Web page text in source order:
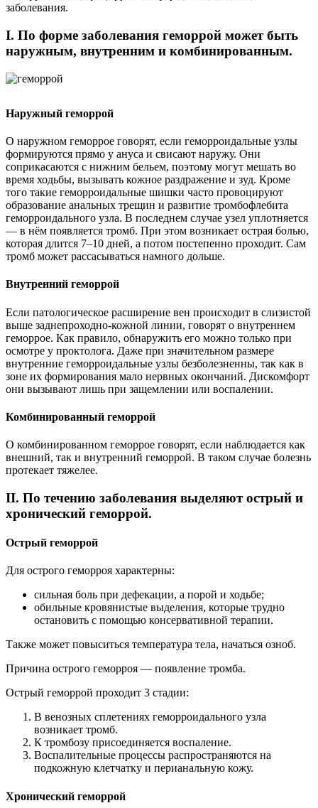
заболевания.
I. По форме заболевания геморрой может быть
наружным, внутренним и комбинированным.
Наружный геморрой
О наружном геморрое говорят, если геморроидальные узлы
формируются прямо у ануса и свисают наружу. Они
соприкасаются с нижним бельем, поэтому могут мешать во
время ходьбы, вызывать кожное раздражение и зуд. Кроме
того такие геморроидальные шишки часто провоцируют
образование анальных трещин и развитие тромбофлебита
геморроидального узла. В последнем случае узел уплотняется
— в нём появляется тромб. При этом возникает острая болью,
которая длится 7–10 дней, а потом постепенно проходит. Сам
тромб может рассасываться намного дольше.
Внутренний геморрой
Если патологическое расширение вен происходит в слизистой
выше заднепроходно-кожной линии, говорят о внутреннем
геморрое. Как правило, обнаружить его можно только при
осмотре у проктолога. Даже при значительном размере
внутренние геморроидальные узлы безболезненны, так как в
зоне их формирования мало нервных окончаний. Дискомфорт
они вызывают лишь при защемлении или воспалении.
Комбинированный геморрой
О комбинированном геморрое говорят, если наблюдается как
внешний, так и внутренний геморрой. В таком случае болезнь
протекает тяжелее.
II. По течению заболевания выделяют острый и
хронический геморрой.
Острый геморрой
Для острого геморроя характерны:
сильная боль при дефекации, а порой и ходьбе;
обильные кровянистые выделения, которые трудно
остановить с помощью консервативной терапии.
Также может повыситься температура тела, начаться озноб.
Причина острого геморроя — появление тромба.
Острый геморрой проходит 3 стадии:
В венозных сплетениях геморроидального узла
возникает тромб.
К тромбозу присоединяется воспаление.
Воспалительные процессы распространяются на
подкожную клетчатку и перианальную кожу.
Хронический геморрой